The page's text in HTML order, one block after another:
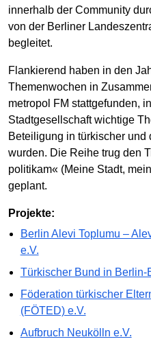
innerhalb der Community
von der Berliner
begleitet.
Flankierend haben in den
Themenwochen in
metropol FM stattgefunden,
Stadtgesellschaft wichtige
Beteiligung in türkischer
wurden. Die Reihe trug den
politikam« (Meine Stadt,
geplant.
Projekte:
Berlin Alevi Toplumu –
e.V.
Türkischer Bund in Berlin-
Föderation türkischer
(FÖTED) e.V.
Aufbruch Neukölln e.V.